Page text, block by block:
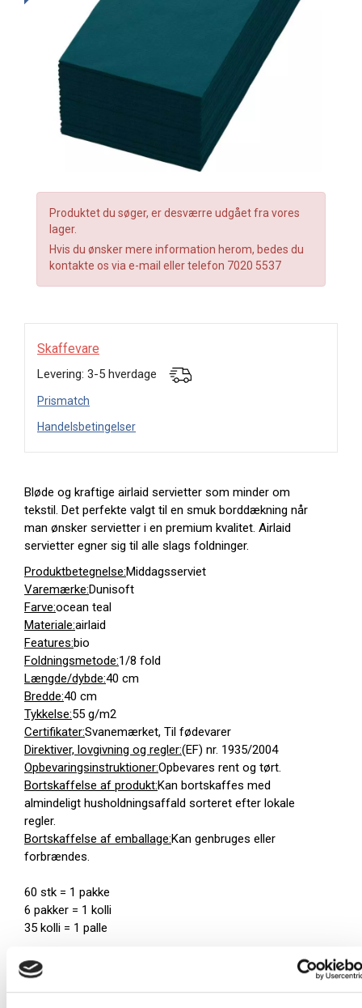
Produktet du søger, er desværre udgået fra vores
lager.
Hvis du ønsker mere information herom, bedes du
kontakte os via e-mail eller telefon 7020 5537
Skaffevare
Levering: 3-5 hverdage
Prismatch
Handelsbetingelser
Bløde og kraftige airlaid servietter som minder om
tekstil. Det perfekte valgt til en smuk borddækning når
man ønsker servietter i en premium kvalitet. Airlaid
servietter egner sig til alle slags foldninger.
Produktbetegnelse:Middagsserviet
Varemærke:Dunisoft
Farve:ocean teal
Materiale:airlaid
Features:bio
Foldningsmetode:1/8 fold
Længde/dybde:40 cm
Bredde:40 cm
Tykkelse:55 g/m2
Certifikater:Svanemærket, Til fødevarer
Direktiver, lovgivning og regler:(EF) nr. 1935/2004
Opbevaringsinstruktioner:Opbevares rent og tørt.
Bortskaffelse af produkt:Kan bortskaffes med
almindeligt husholdningsaffald sorteret efter lokale
regler.
Bortskaffelse af emballage:Kan genbruges eller
forbrændes.
60 stk = 1 pakke
6 pakker = 1 kolli
35 kolli = 1 palle